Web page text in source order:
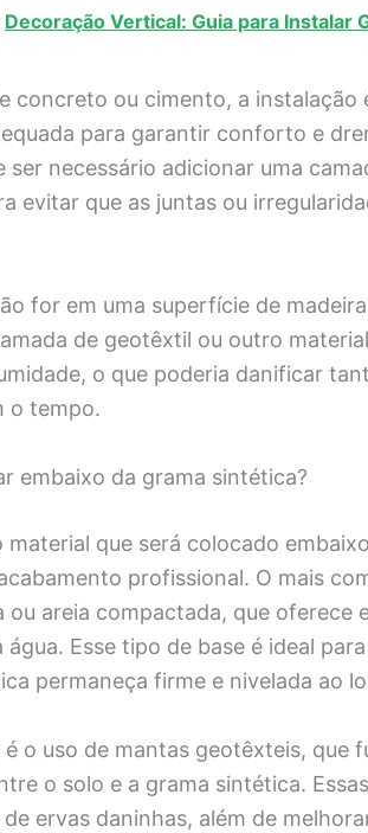
Decoração Vertical: Guia para Instalar
concreto ou cimento, a instalação
para garantir conforto e
ser necessário adicionar uma
evitar que as juntas ou
for em uma superfície de
de geotêxtil ou outro
o que poderia danificar
o tempo.
embaixo da grama sintética?
material que será colocado
profissional. O mais
ou areia compactada, que oferece
água. Esse tipo de base é ideal
permaneça firme e nivelada ao
o uso de mantas geotêxteis, que
o solo e a grama sintética.
ervas daninhas, além de